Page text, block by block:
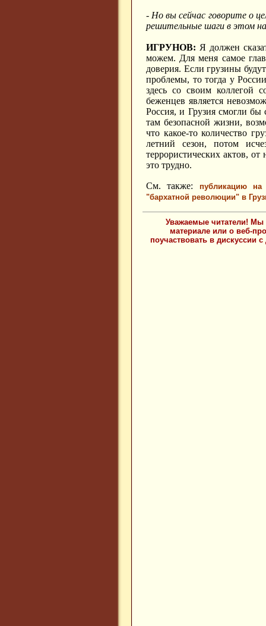
- Но вы сейчас говорите о
решительные шаги в этом
ИГРУНОВ: Я должен
можем. Для меня самое
доверия. Если грузины
проблемы, то тогда у
здесь со своим коллегой
беженцев является
Россия, и Грузия смогли бы
там безопасной жизни,
что какое-то количество
летний сезон, потом
террористических актов,
это трудно.
См. также:
публикацию на
"бархатной революции" в
Уважаемые читатели! Мы
материале или о веб-
поучаствовать в дискуссии